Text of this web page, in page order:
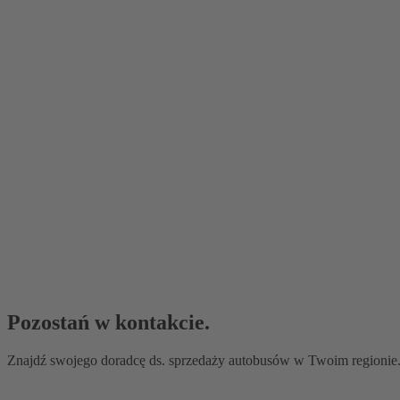
Pozostań w kontakcie.
Znajdź swojego doradcę ds. sprzedaży autobusów w Twoim regionie.